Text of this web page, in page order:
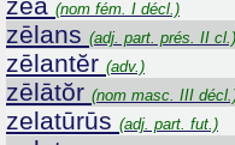
(nom fém. I décl.)
zēlans (adj. part. prés. II cl.)
zēlantĕr (adv.)
zēlātŏr (nom masc. III
zelatūrūs (adj. part. fut.)